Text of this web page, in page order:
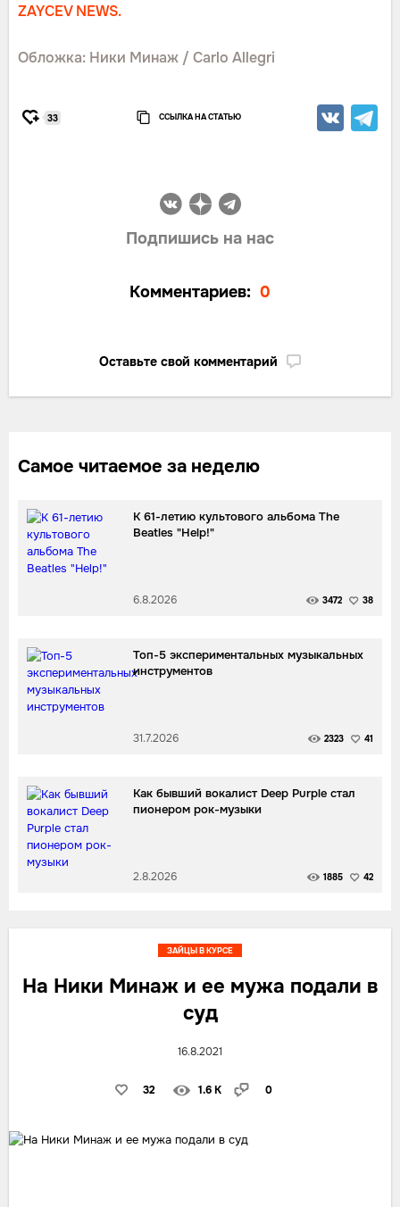
ZAYCEV NEWS.
Обложка: Ники Минаж / Carlo Allegri
33 ССЫЛКА НА СТАТЬЮ
Подпишись на нас
Комментариев: 0
Оставьте свой комментарий
Самое читаемое за неделю
К 61-летию культового альбома The
Beatles "Help!"
6.8.2026 3472 38
Топ-5 экспериментальных музыкальных
инструментов
31.7.2026 2323 41
Как бывший вокалист Deep Purple стал
пионером рок-музыки
2.8.2026 1885 42
На Ники Минаж и ее мужа подали в
суд
16.8.2021
32 1.6 K 0
ЗАЙЦЫ В КУРСЕ